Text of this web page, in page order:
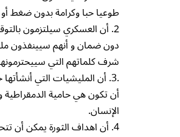
طوعيا حبا وكرامة بدون ضغط
2. أن العسكري سيلتزمون
دون ضمان و أنهم سيينفذون
شرف كلماتهم التي
.3. أن المليشيات التي
أن تكون هي حامية
الإنسان.
4. أن اهداف الثورة يمكن أن